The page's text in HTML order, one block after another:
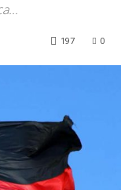
0
197